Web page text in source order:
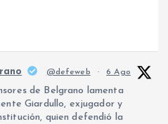
@defeweb · 6 Ago
de Belgrano lamenta
Giardullo, exjugador y
quien defendió la